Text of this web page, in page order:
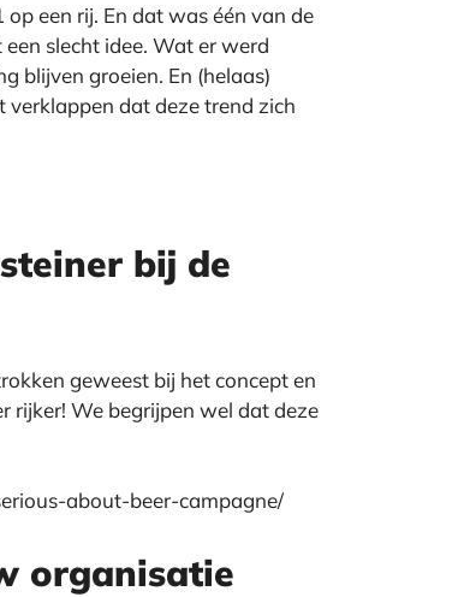
een rij. En dat was één van de
slecht idee. Wat er werd
blijven groeien. En (helaas)
verklappen dat deze trend zich
bij de
geweest bij het concept en
rijker! We begrijpen wel dat deze
about-beer-campagne/
organisatie